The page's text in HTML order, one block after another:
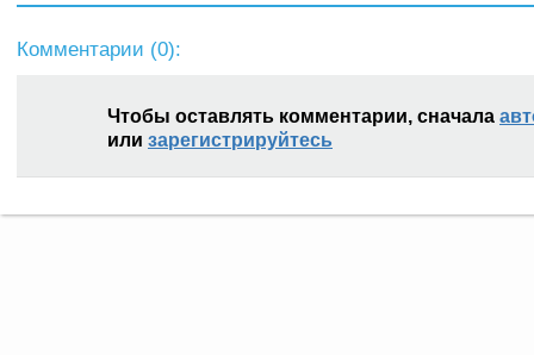
Комментарии (0):
Чтобы оставлять комментарии, сначала
или зарегистрируйтесь